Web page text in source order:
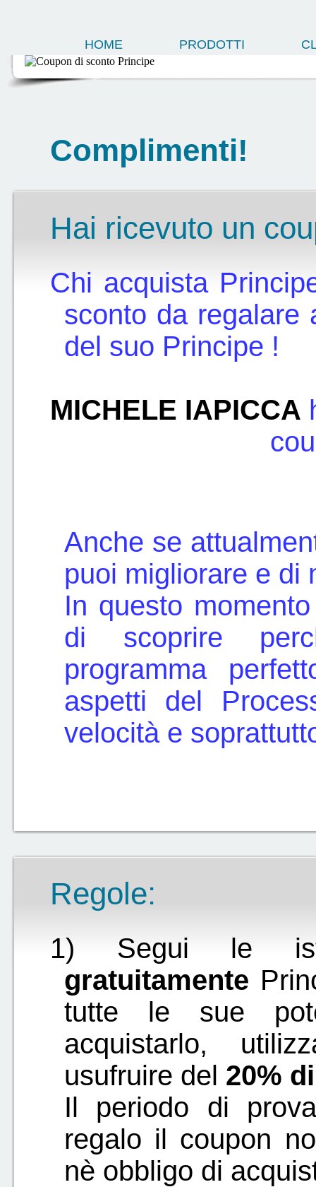
HOME PRODOTTI
Complimenti!
Hai ricevuto un
Chi acquista
sconto da regalare
del suo Principe !
MICHELE IAPICCA
Anche se
puoi migliorare e di
In questo
di scoprire
programma
aspetti del
velocità e
Regole:
1) Segui le
gratuitamente
tutte le sue
acquistarlo,
usufruire del 20%
Il periodo di
regalo il coupon
nè obbligo di